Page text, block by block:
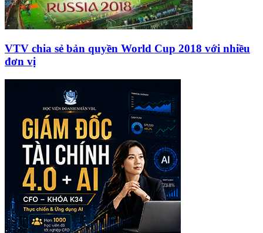
VTV chia sẻ bản quyền World Cup 2018 với nhiều
đơn vị